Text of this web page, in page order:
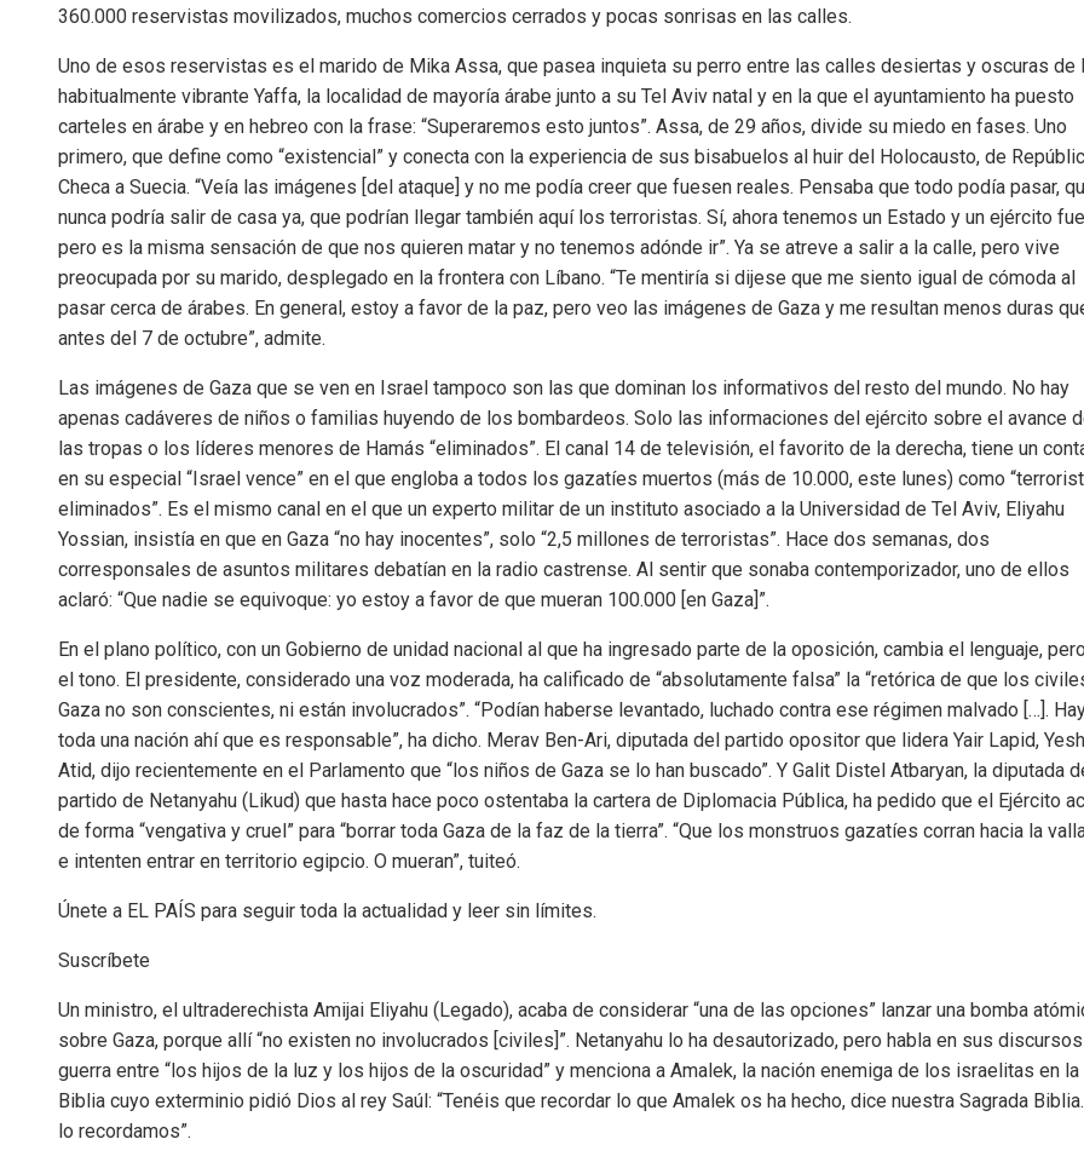
360.000 reservistas movilizados, muchos comercios cerrados y pocas sonrisas en las calles.
Uno de esos reservistas es el marido de Mika Assa, que pasea inquieta su perro entre las calles desiertas y oscuras de
habitualmente vibrante Yaffa, la localidad de mayoría árabe junto a su Tel Aviv natal y en la que el ayuntamiento ha puesto
carteles en árabe y en hebreo con la frase: “Superaremos esto juntos”. Assa, de 29 años, divide su miedo en fases. Uno
primero, que define como “existencial” y conecta con la experiencia de sus bisabuelos al huir del Holocausto, de
Checa a Suecia. “Veía las imágenes [del ataque] y no me podía creer que fuesen reales. Pensaba que todo podía pasar,
nunca podría salir de casa ya, que podrían llegar también aquí los terroristas. Sí, ahora tenemos un Estado y un ejército
pero es la misma sensación de que nos quieren matar y no tenemos adónde ir”. Ya se atreve a salir a la calle, pero vive
preocupada por su marido, desplegado en la frontera con Líbano. “Te mentiría si dijese que me siento igual de cómoda al
pasar cerca de árabes. En general, estoy a favor de la paz, pero veo las imágenes de Gaza y me resultan menos duras
antes del 7 de octubre”, admite.
Las imágenes de Gaza que se ven en Israel tampoco son las que dominan los informativos del resto del mundo. No hay
apenas cadáveres de niños o familias huyendo de los bombardeos. Solo las informaciones del ejército sobre el avance
las tropas o los líderes menores de Hamás “eliminados”. El canal 14 de televisión, el favorito de la derecha, tiene un
en su especial “Israel vence” en el que engloba a todos los gazatíes muertos (más de 10.000, este lunes) como
eliminados”. Es el mismo canal en el que un experto militar de un instituto asociado a la Universidad de Tel Aviv, Eliyahu
Yossian, insistía en que en Gaza “no hay inocentes”, solo “2,5 millones de terroristas”. Hace dos semanas, dos
corresponsales de asuntos militares debatían en la radio castrense. Al sentir que sonaba contemporizador, uno de ellos
aclaró: “Que nadie se equivoque: yo estoy a favor de que mueran 100.000 [en Gaza]”.
En el plano político, con un Gobierno de unidad nacional al que ha ingresado parte de la oposición, cambia el lenguaje,
el tono. El presidente, considerado una voz moderada, ha calificado de “absolutamente falsa” la “retórica de que los
Gaza no son conscientes, ni están involucrados”. “Podían haberse levantado, luchado contra ese régimen malvado […].
toda una nación ahí que es responsable”, ha dicho. Merav Ben-Ari, diputada del partido opositor que lidera Yair Lapid, Yesh
Atid, dijo recientemente en el Parlamento que “los niños de Gaza se lo han buscado”. Y Galit Distel Atbaryan, la diputada
partido de Netanyahu (Likud) que hasta hace poco ostentaba la cartera de Diplomacia Pública, ha pedido que el Ejército
de forma “vengativa y cruel” para “borrar toda Gaza de la faz de la tierra”. “Que los monstruos gazatíes corran hacia la
e intenten entrar en territorio egipcio. O mueran”, tuiteó.
Únete a EL PAÍS para seguir toda la actualidad y leer sin límites.
Suscríbete
Un ministro, el ultraderechista Amijai Eliyahu (Legado), acaba de considerar “una de las opciones” lanzar una bomba
sobre Gaza, porque allí “no existen no involucrados [civiles]”. Netanyahu lo ha desautorizado, pero habla en sus
guerra entre “los hijos de la luz y los hijos de la oscuridad” y menciona a Amalek, la nación enemiga de los israelitas en la
Biblia cuyo exterminio pidió Dios al rey Saúl: “Tenéis que recordar lo que Amalek os ha hecho, dice nuestra Sagrada
lo recordamos”.